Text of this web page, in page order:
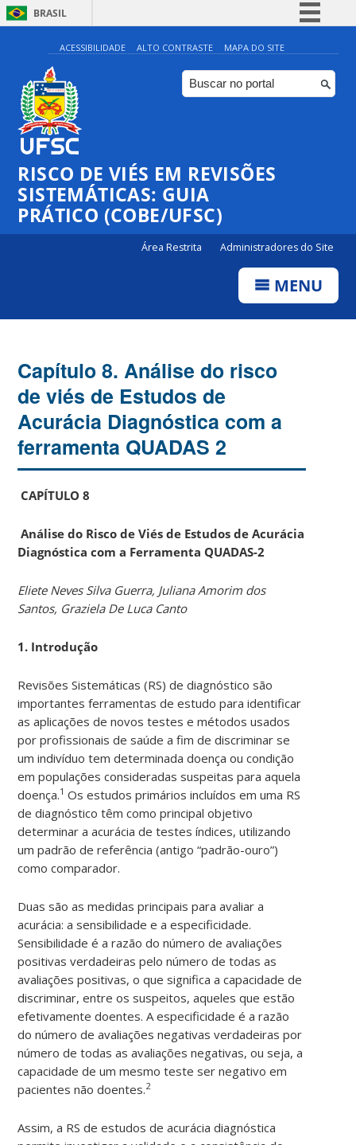
BRASIL
Simplifique!
Comunica BR
Participe
Canais
ACESSIBILIDADE ALTO CONTRASTE MAPA DO SITE
RISCO DE VIÉS EM REVISÕES
SISTEMÁTICAS: GUIA
PRÁTICO (COBE/UFSC)
Área Restrita Administradores do Site
MENU
Capítulo 8. Análise do risco
de viés de Estudos de
Acurácia Diagnóstica com a
ferramenta QUADAS 2
CAPÍTULO 8
Análise do Risco de Viés de Estudos de Acurácia
Diagnóstica com a Ferramenta QUADAS-2
Eliete Neves Silva Guerra, Juliana Amorim dos
Santos, Graziela De Luca Canto
1. Introdução
Revisões Sistemáticas (RS) de diagnóstico são
importantes ferramentas de estudo para identificar
as aplicações de novos testes e métodos usados
por profissionais de saúde a fim de discriminar se
um indivíduo tem determinada doença ou condição
em populações consideradas suspeitas para aquela
doença.1 Os estudos primários incluídos em uma RS
de diagnóstico têm como principal objetivo
determinar a acurácia de testes índices, utilizando
um padrão de referência (antigo “padrão-ouro”)
como comparador.
Duas são as medidas principais para avaliar a
acurácia: a sensibilidade e a especificidade.
Sensibilidade é a razão do número de avaliações
positivas verdadeiras pelo número de todas as
avaliações positivas, o que significa a capacidade de
discriminar, entre os suspeitos, aqueles que estão
efetivamente doentes. A especificidade é a razão
do número de avaliações negativas verdadeiras por
número de todas as avaliações negativas, ou seja, a
capacidade de um mesmo teste ser negativo em
pacientes não doentes.2
Assim, a RS de estudos de acurácia diagnóstica